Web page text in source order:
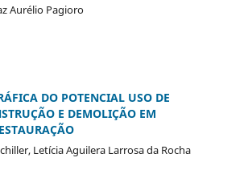
Aurélio Pagioro
DO POTENCIAL USO DE
E DEMOLIÇÃO EM
Letícia Aguilera Larrosa da Rocha